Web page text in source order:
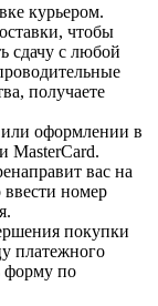
курьером.
чтобы
сдачу с любой
получаете
оформлении в
MasterCard.
вас на
номер
покупки
платежного
форму по